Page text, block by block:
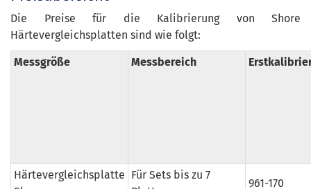
Die Preise für die Kalibrierung von Shore
Härtevergleichsplatten sind wie folgt:
Messgröße Messbereich
Härtevergleichsplatte Für Sets bis zu 7
961-170